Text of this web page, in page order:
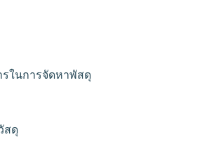
รในการจัดหาพัสดุ
สดุ